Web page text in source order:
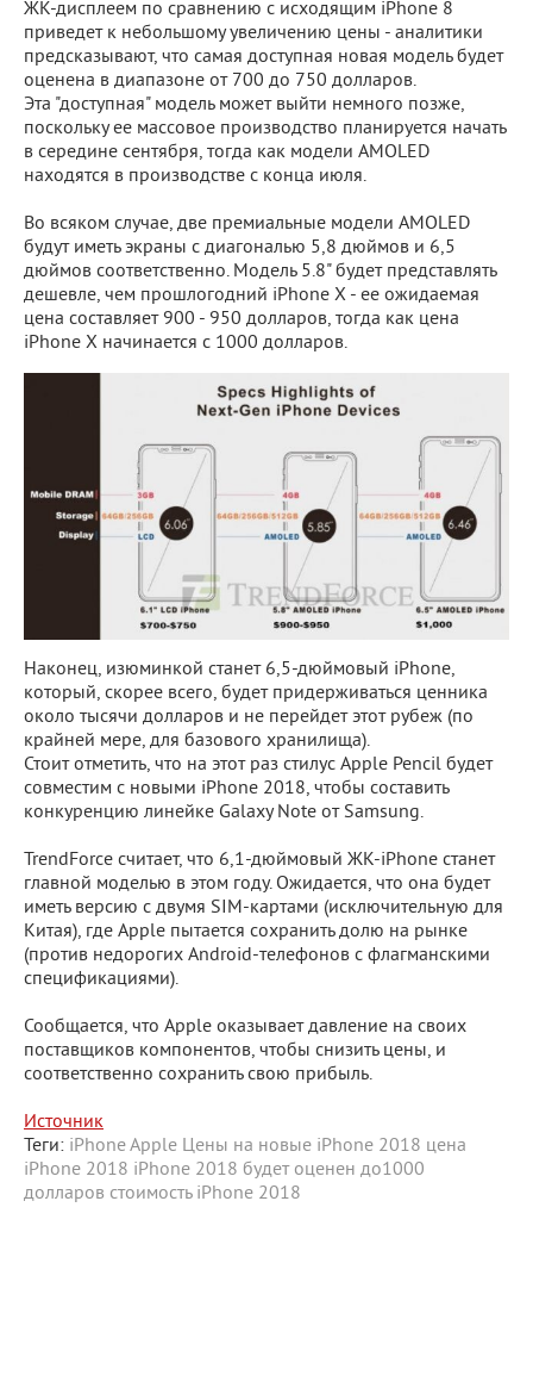
ЖК-дисплеем по сравнению с исходящим iPhone 8
приведет к небольшому увеличению цены - аналитики
предсказывают, что самая доступная новая модель будет
оценена в диапазоне от 700 до 750 долларов.
Эта "доступная" модель может выйти немного позже,
поскольку ее массовое производство планируется начать
в середине сентября, тогда как модели AMOLED
находятся в производстве с конца июля.
Во всяком случае, две премиальные модели AMOLED
будут иметь экраны с диагональю 5,8 дюймов и 6,5
дюймов соответственно. Модель 5.8" будет представлять
дешевле, чем прошлогодний iPhone X - ее ожидаемая
цена составляет 900 - 950 долларов, тогда как цена
iPhone X начинается с 1000 долларов.
Наконец, изюминкой станет 6,5-дюймовый iPhone,
который, скорее всего, будет придерживаться ценника
около тысячи долларов и не перейдет этот рубеж (по
крайней мере, для базового хранилища).
Стоит отметить, что на этот раз стилус Apple Pencil будет
совместим с новыми iPhone 2018, чтобы составить
конкуренцию линейке Galaxy Note от Samsung.
TrendForce считает, что 6,1-дюймовый ЖК-iPhone станет
главной моделью в этом году. Ожидается, что она будет
иметь версию с двумя SIM-картами (исключительную для
Китая), где Apple пытается сохранить долю на рынке
(против недорогих Android-телефонов с флагманскими
спецификациями).
Сообщается, что Apple оказывает давление на своих
поставщиков компонентов, чтобы снизить цены, и
соответственно сохранить свою прибыль.
Источник
Теги: iPhoneApple Цены на новые iPhone 2018 цена
iPhone 2018 iPhone 2018 будет оценен до1000
долларов стоимость iPhone 2018